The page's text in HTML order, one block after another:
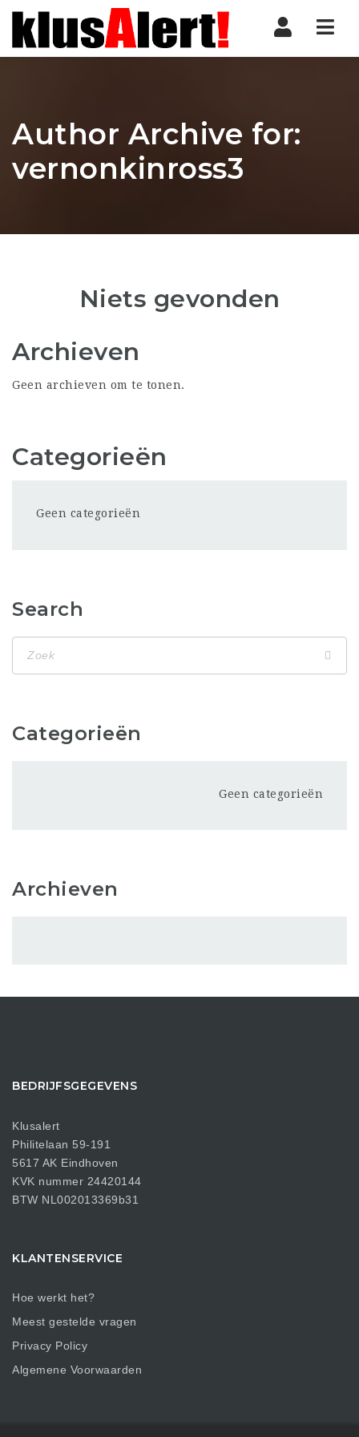
Author Archive for:
vernonkinross3
Niets gevonden
Archieven
Geen archieven om te tonen.
Categorieën
Geen categorieën
Search
Categorieën
Geen categorieën
Archieven
BEDRIJFSGEGEVENS
Klusalert
Philitelaan 59-191
5617 AK Eindhoven
KVK nummer 24420144
BTW NL002013369b31
KLANTENSERVICE
Hoe werkt het?
Meest gestelde vragen
Privacy Policy
Algemene Voorwaarden